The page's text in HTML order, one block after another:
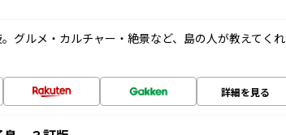
グルメ・カルチャー・絶景など、島の人が教えてくれ
詳細を見る